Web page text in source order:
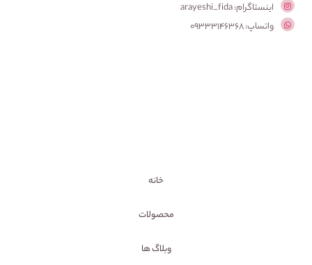
اینستاگرام: arayeshi_fida
واتساپ: 09333146368
خانه
محصولات
وبلاگ ها